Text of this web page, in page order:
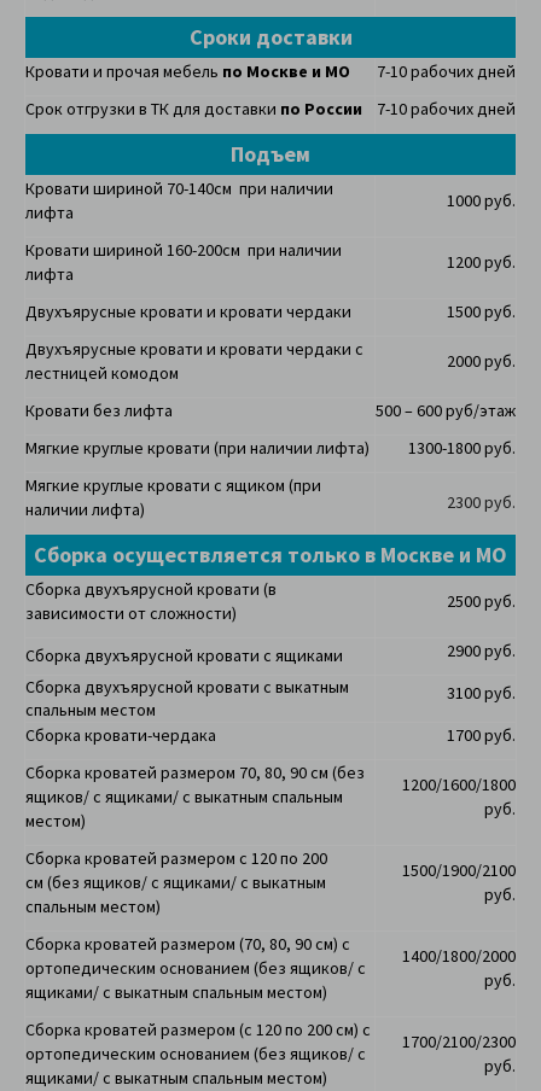
Сроки доставки
Кровати и прочая мебель по Москве и МО
7-10 рабочих дней
Срок отгрузки в ТК для доставки по России 7-10 рабочих дней
Подъем
Кровати шириной 70-140см при наличии
лифта
1000 руб.
Кровати шириной 160-200см при наличии
лифта
1200 руб.
Двухъярусные кровати и кровати чердаки
1500 руб.
Двухъярусные кровати и кровати чердаки с
лестницей комодом
2000 руб.
Кровати без лифта
500 – 600 руб/этаж
Мягкие круглые кровати (при наличии лифта)
1300-1800 руб.
Мягкие круглые кровати с ящиком (при
наличии лифта)
2300 руб.
Сборка осуществляется только в Москве и МО
Сборка двухъярусной кровати (в
зависимости от сложности)
2500 руб.
Сборка двухъярусной кровати с ящиками
2900 руб.
Сборка двухъярусной кровати с выкатным
спальным местом
3100 руб.
Сборка кровати-чердака
1700 руб.
Сборка кроватей размером 70, 80, 90 см (без
ящиков/ с ящиками/ с выкатным спальным
местом)
1200/1600/1800
руб.
Сборка кроватей размером с 120 по 200
см (без ящиков/ с ящиками/ с выкатным
спальным местом)
1500/1900/2100
руб.
Сборка кроватей размером (70, 80, 90 см) с
ортопедическим основанием (без ящиков/ с
ящиками/ с выкатным спальным местом)
1400/1800/2000
руб.
Сборка кроватей размером (с 120 по 200 см) с
ортопедическим основанием (без ящиков/ с
ящиками/ с выкатным спальным местом)
1700/2100/2300
руб.